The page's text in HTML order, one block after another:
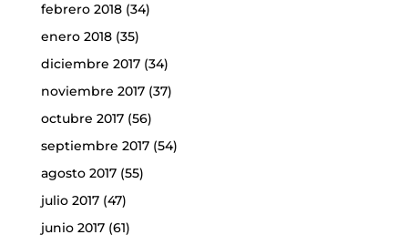
febrero 2018(34)
enero 2018(35)
diciembre 2017(34)
noviembre 2017(37)
octubre 2017(56)
septiembre 2017(54)
agosto 2017(55)
julio 2017(47)
junio 2017(61)